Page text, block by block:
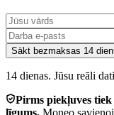
Sākt bezmaksas 14
14 dienas. Jūsu reāli
Pirms piekļuves tiek
līgums. Moneo